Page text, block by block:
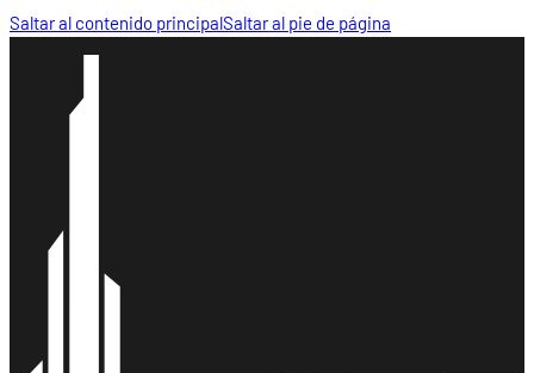
Saltar al contenido principalSaltar al pie de página